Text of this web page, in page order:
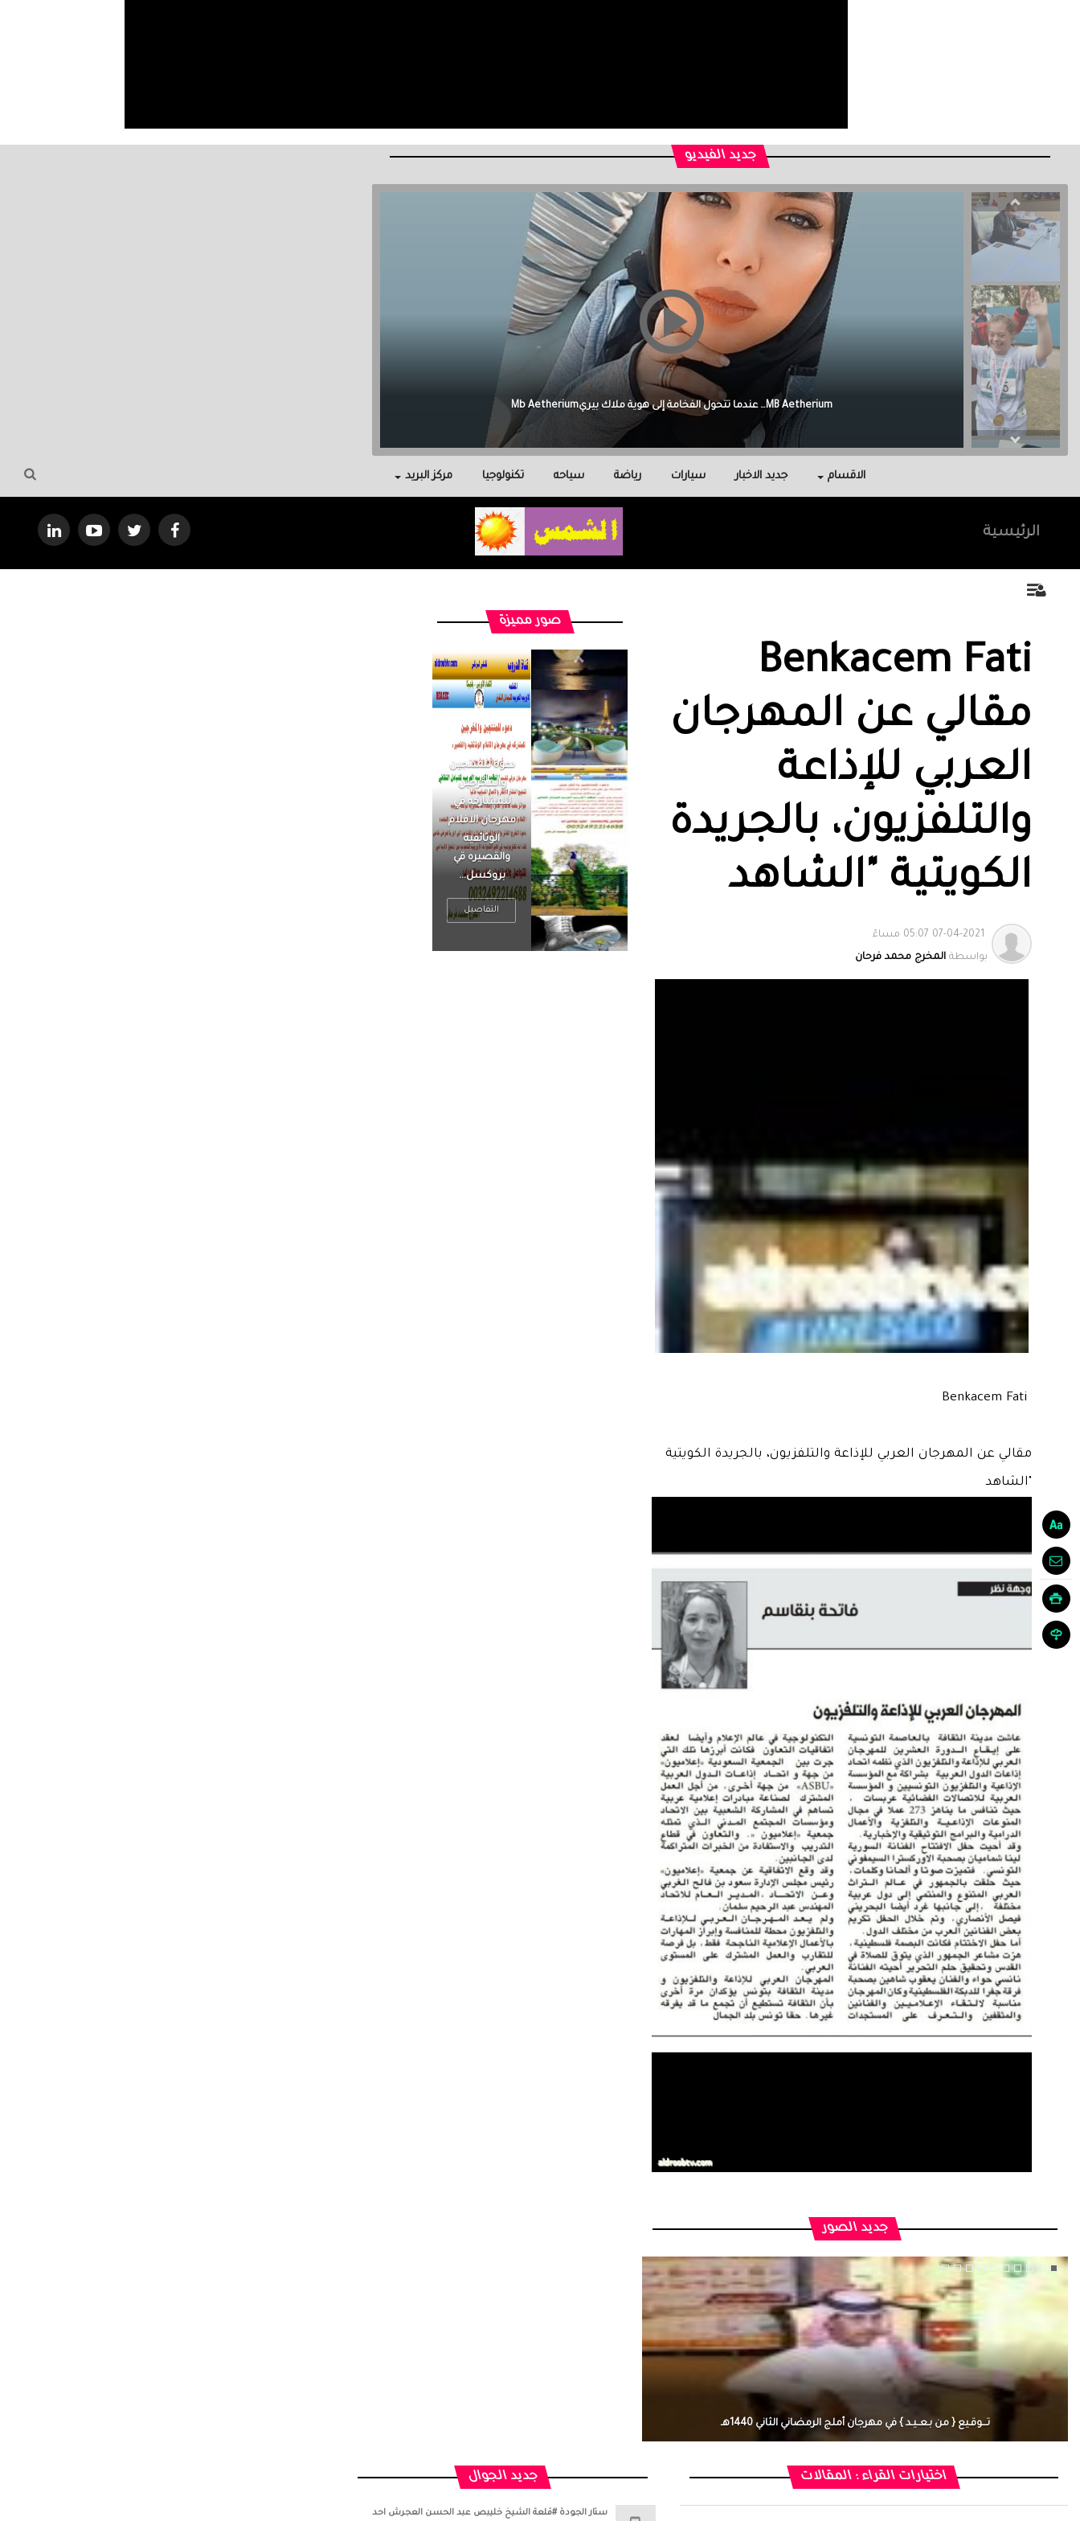
جديد الفيديو
Malak Berri وراء كل نجاح عائلة آمنت بي، واحتوتني، وكانت سندي في أصعب اللحظات.
الاقسام جديد الاخبار سيارات رياضة سياحه تكنولوجيا مركز البريد
الرئيسية
Benkacem Fati
مقالي عن المهرجان
العربي للإذاعة
والتلفزيون، بالجريدة
الكويتية "الشاهد
بواسطة المخرج محمد فرحان
مقالي عن المهرجان العربي للإذاعة والتلفزيون، بالجريدة الكويتية
"الشاهد
صور مميزة
الرجل العظيم
يكون مطمئناً ،
يتحرر من القلق
، بينما الرجل
ضيق الأفق
فعادة ما يكون
متوتراً
التفاصيل
جديد الصور
تـــوقـيع { من بـعــيـد } في مهرجان أملج الرمضاني الثاني 1440هـ
اختيارات القراء : المقالات جديد الجوال
ستار الجودة #قلعة الشيخ خليبص عبد الحسن العجرش احد